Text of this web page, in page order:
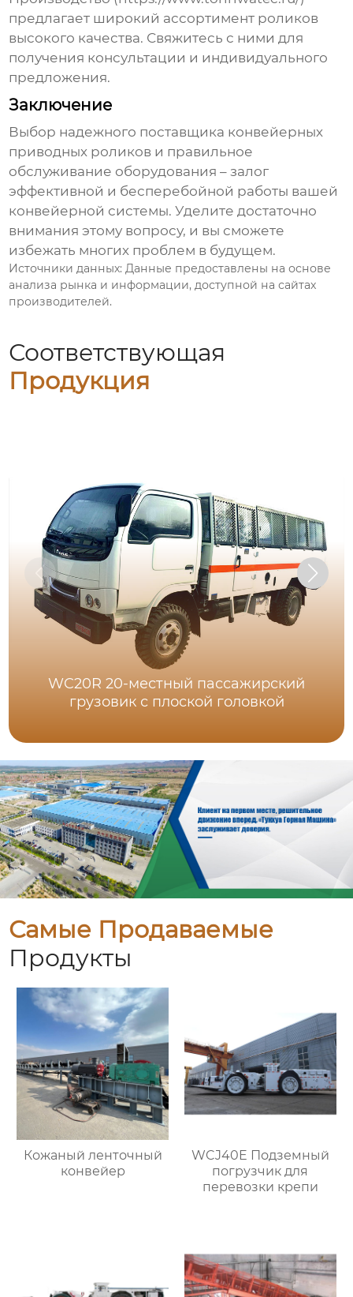
предлагает широкий ассортимент роликов
высокого качества. Свяжитесь с ними для
получения консультации и индивидуального
предложения.
Заключение
Выбор надежного поставщика конвейерных
приводных роликов и правильное
обслуживание оборудования – залог
эффективной и бесперебойной работы вашей
конвейерной системы. Уделите достаточно
внимания этому вопросу, и вы сможете
избежать многих проблем в будущем.
Источники данных: Данные предоставлены на основе
анализа рынка и информации, доступной на сайтах
производителей.
Соответствующая
Продукция
WC20R 20-местный пассажирский
грузовик с плоской головкой
Самые Продаваемые
Продукты
Кожаный ленточный
конвейер
WCJ40E Подземный
погрузчик для
перевозки крепи